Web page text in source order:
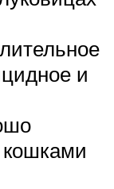
и
кошками